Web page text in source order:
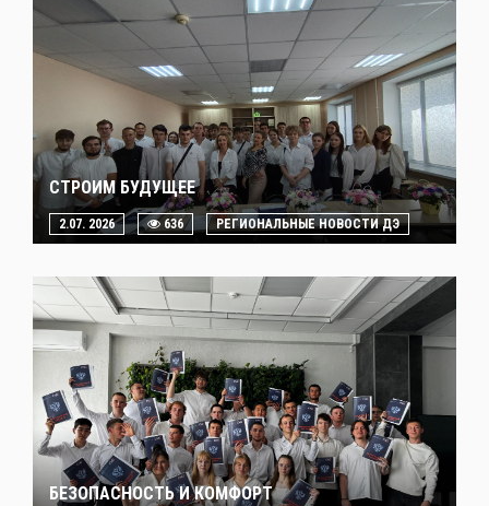
СТРОИМ БУДУЩЕЕ
2.07. 2026 636 РЕГИОНАЛЬНЫЕ НОВОСТИ ДЭ
БЕЗОПАСНОСТЬ И КОМФОРТ